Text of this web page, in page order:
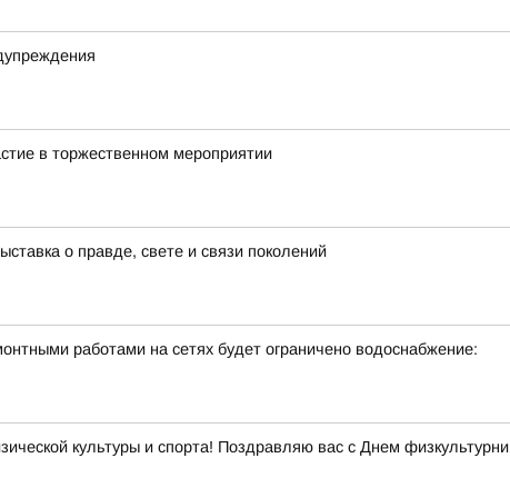
в торжественном мероприятии
о правде, свете и связи поколений
работами на сетях будет ограничено водоснабжение:
культуры и спорта! Поздравляю вас с Днем